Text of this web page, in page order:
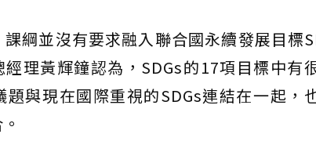
綱並沒有要求融入聯合國永續發展目標
理黃輝鐘認為，SDGs的17項目標中有
與現在國際重視的SDGs連結在一起，